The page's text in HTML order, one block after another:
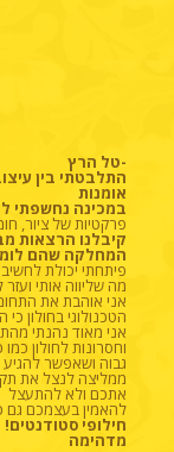
-טל הרץ
התלבטתי בין
אומנות
במכינה נחשפתי
פרקטיות של ציור,
קיבלנו הרצאות
המחלקה שהם
פיתחתי יכולת
מה שליווה אותי
אני אוהבת את
הטכנולוגי בחולון
אני מאוד נהנתי
וחסרונות לחולון
גבוה ושאפשר
ממליצה לנצל את
אתכם ולא להתעצל
להאמין בעצמכם גם
חילופי
מדהימה